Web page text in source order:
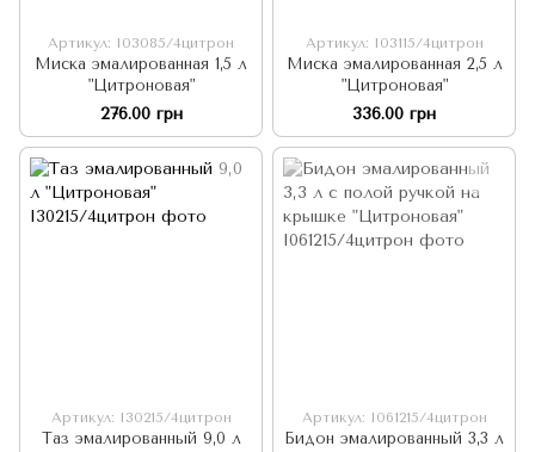
Артикул: I03085/4цитрон
Миска эмалированная 1,5 л
"Цитроновая"
276.00 грн
Артикул: I03115/4цитрон
Миска эмалированная 2,5 л
"Цитроновая"
336.00 грн
Артикул: I30215/4цитрон
Таз эмалированный 9,0 л
Артикул: I061215/4цитрон
Бидон эмалированный 3,3 л